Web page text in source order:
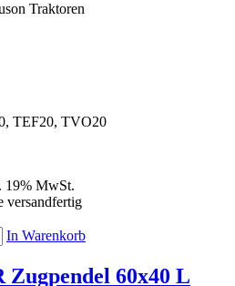
Traktoren
TEF20, TVO20
19% MwSt.
versandfertig
In Warenkorb
60x40 L